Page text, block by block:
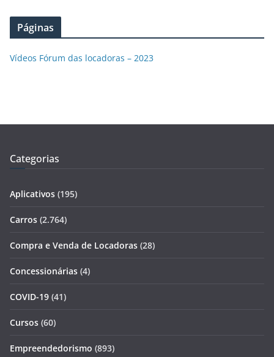
Páginas
Vídeos Fórum das locadoras – 2023
Categorias
Aplicativos (195)
Carros (2.764)
Compra e Venda de Locadoras (28)
Concessionárias (4)
COVID-19 (41)
Cursos (60)
Empreendedorismo (893)